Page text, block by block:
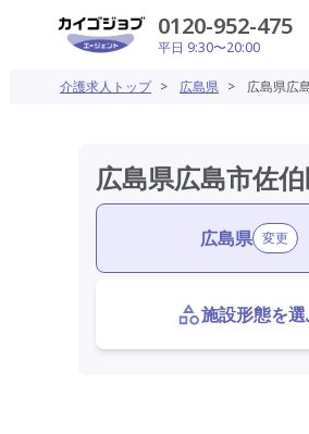
0120-952-475
平日 9:30〜20:00
介護求人トップ > 広島県 > 広島県広
広島県広島市佐
広島県 変更
施設形態を